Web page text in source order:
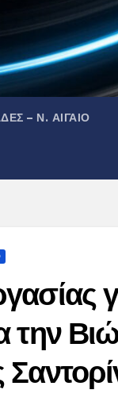
– Ν. ΑΙΓΑΙΟ
την